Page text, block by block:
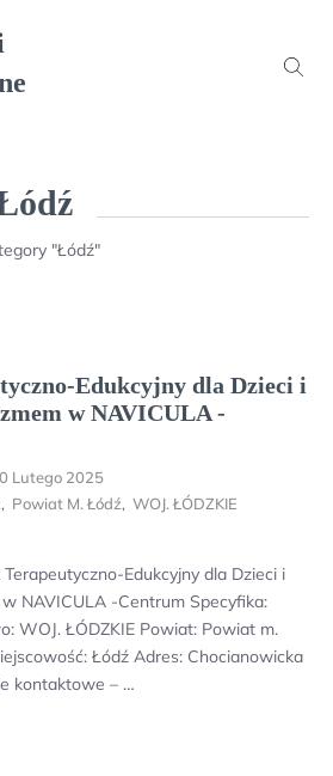
"Łódź"
Edukcyjny dla Dzieci i
w NAVICULA -
Lutego 2025
, Powiat M. Łódź, WOJ. ŁÓDZKIE
Terapeutyczno-Edukcyjny dla Dzieci i
NAVICULA -Centrum Specyfika:
WOJ. ŁÓDZKIE Powiat: Powiat m.
Łódź Adres: Chocianowicka
kontaktowe – …